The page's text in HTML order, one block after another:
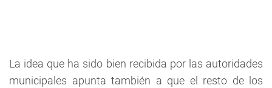
La idea que ha sido bien recibida por las autoridades
municipales apunta también a que el resto de los